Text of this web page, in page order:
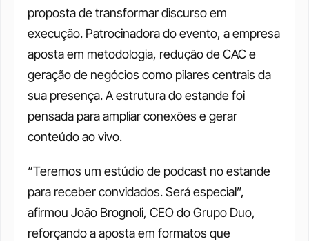
proposta de transformar discurso em
execução. Patrocinadora do evento, a empresa
aposta em metodologia, redução de CAC e
geração de negócios como pilares centrais da
sua presença. A estrutura do estande foi
pensada para ampliar conexões e gerar
conteúdo ao vivo.
“Teremos um estúdio de podcast no estande
para receber convidados. Será especial”,
afirmou João Brognoli, CEO do Grupo Duo,
reforçando a aposta em formatos que